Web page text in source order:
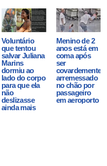
Voluntário
que tentou
salvar Juliana
Marins
dormiu ao
lado do corpo
para que ela
não
deslizasse
ainda mais
Menino de 2
anos está em
coma após
ser
covardemente
arremessado
no chão por
passageiro
em aeroporto